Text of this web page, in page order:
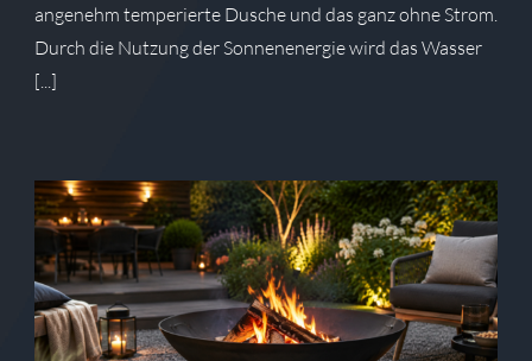
angenehm temperierte Dusche und das ganz ohne Strom.
Durch die Nutzung der Sonnenenergie wird das Wasser
[...]